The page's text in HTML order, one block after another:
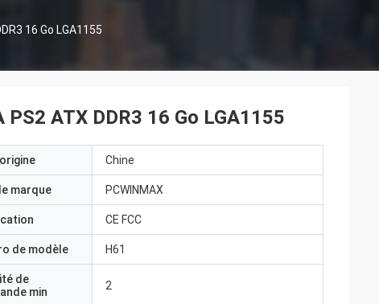
16 Go LGA1155
ATX DDR3 16 Go LGA1155
Chine
marque PCWINMAX
CE FCC
de modèle H61
de
min
2